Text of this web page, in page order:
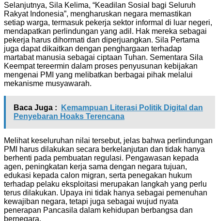
Selanjutnya, Sila Kelima, “Keadilan Sosial bagi Seluruh
Rakyat Indonesia”, mengharuskan negara memastikan
setiap warga, termasuk pekerja sektor informal di luar negeri,
mendapatkan perlindungan yang adil. Hak mereka sebagai
pekerja harus dihormati dan diperjuangkan. Sila Pertama
juga dapat dikaitkan dengan penghargaan terhadap
martabat manusia sebagai ciptaan Tuhan. Sementara Sila
Keempat tereermin dalam proses penyusunan kebijakan
mengenai PMI yang melibatkan berbagai pihak melalui
mekanisme musyawarah.
Baca Juga :
Kemampuan Literasi Politik Digital dan
Penyebaran Hoaks Terencana
Melihat keseluruhan nilai tersebut, jelas bahwa perlindungan
PMI harus dilakukan secara berkelanjutan dan tidak hanya
berhenti pada pembuatan regulasi. Pengawasan kepada
agen, peningkatan kerja sama dengan negara tujuan,
edukasi kepada calon migran, serta penegakan hukum
terhadap pelaku eksploitasi merupakan langkah yang perlu
terus dilakukan. Upaya ini tidak hanya sebagai pemenuhan
kewajiban negara, tetapi juga sebagai wujud nyata
penerapan Pancasila dalam kehidupan berbangsa dan
bernegara.